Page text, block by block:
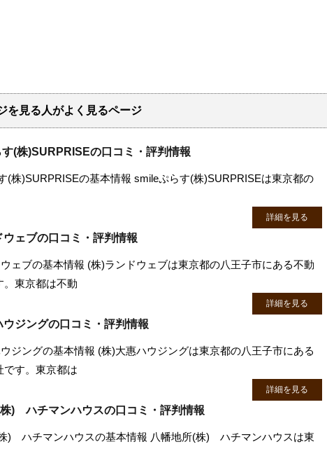
を見る人がよく見るページ
(株)SURPRISEの口コミ・評判情報
(株)SURPRISEの基本情報 smileぷらす(株)SURPRISEは東京都の
詳細を見る
ウェブの口コミ・評判情報
ェブの基本情報 (株)ランドウェブは東京都の八王子市にある不動
。東京都は不動
詳細を見る
ウジングの口コミ・評判情報
ジングの基本情報 (株)大惠ハウジングは東京都の八王子市にある
です。東京都は
詳細を見る
) ハチマンハウスの口コミ・評判情報
) ハチマンハウスの基本情報 八幡地所(株) ハチマンハウスは東